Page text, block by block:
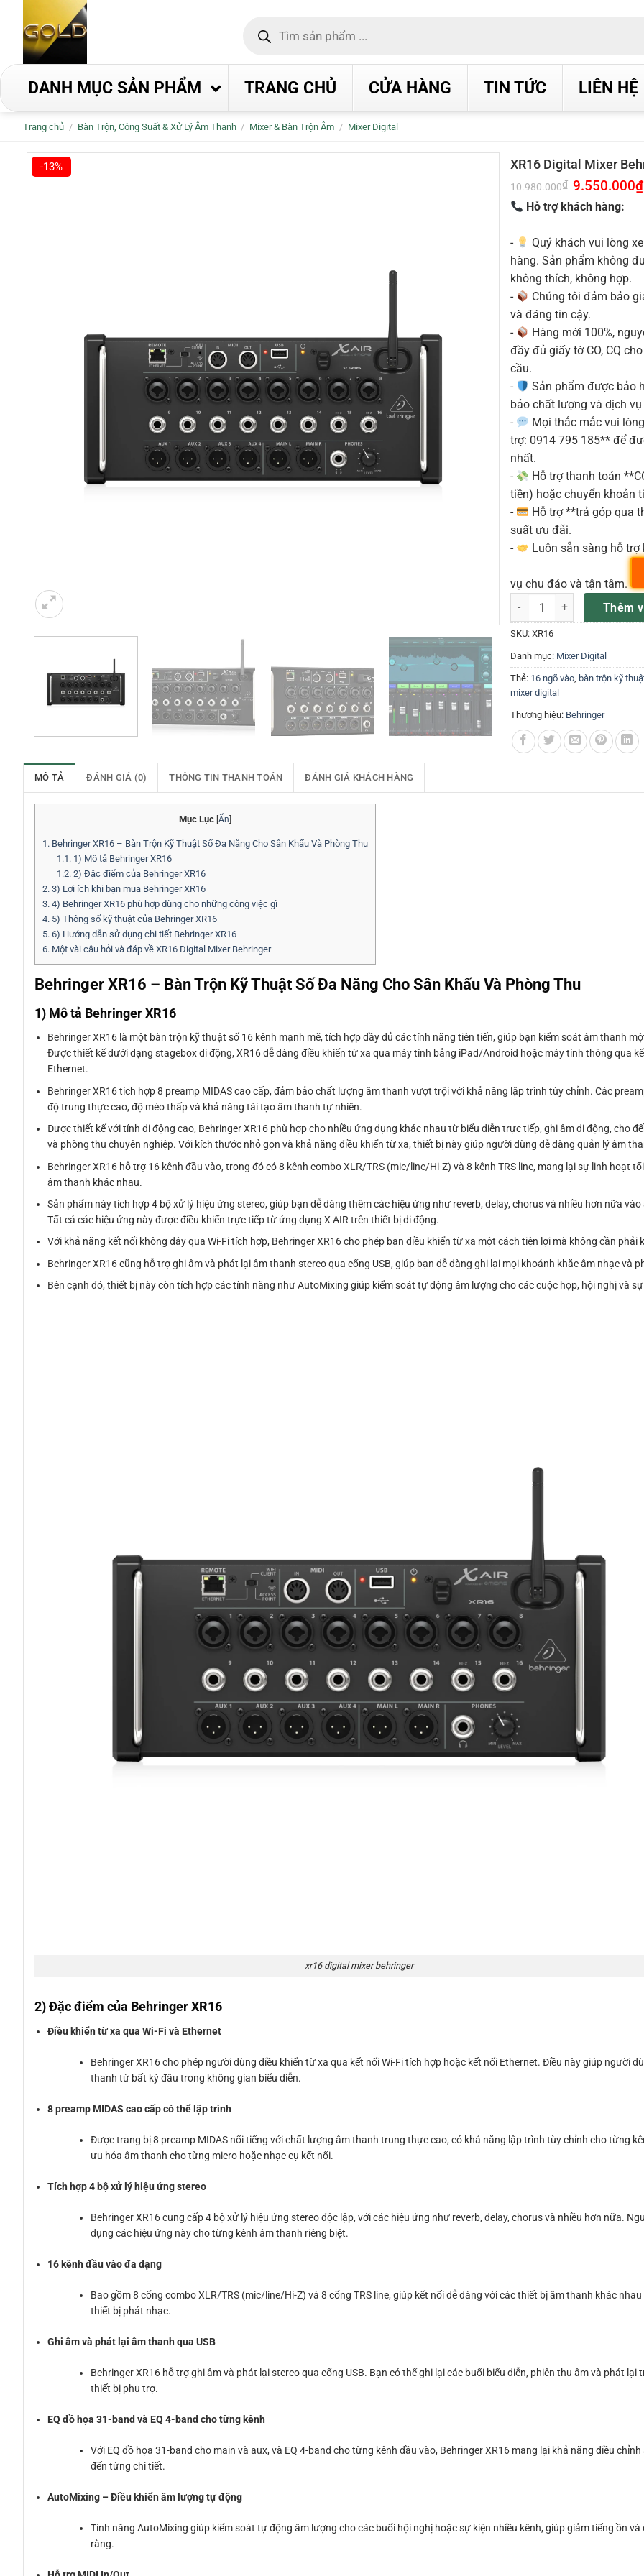
dung
kiếm
DANH MỤC SẢN PHẨM TRANG CHỦ CỬA HÀNG TIN TỨC LIÊN HỆ
Trang chủ / Bàn Trộn, Công Suất & Xử Lý Âm Thanh / Mixer & Bàn Trộn Âm / Mixer Digital
-13% XR16 Digital Mixer
10.980.000₫ Giá
gốc
là:
10.980.000₫.
9.550.000₫
Hỗ trợ khách hàng:
-
Quý khách vui lòng
hàng. Sản phẩm không
không thích, không hợp.
-
Chúng tôi đảm bảo
và đáng tin cậy.
-
Hàng mới 100%,
đầy đủ giấy tờ CO, CQ
cầu.
-
Sản phẩm được bảo
bảo chất lượng và dịch
-
Mọi thắc mắc vui
trợ: 0914 795 185** để
nhất.
-
Hỗ trợ thanh toán
tiền) hoặc chuyển khoản
-
Hỗ trợ **trả góp qua
suất ưu đãi.
-
Luôn sẵn sàng hỗ
vụ chu đáo và tận tâm.
XR16 Digital Mixer Thêm
SKU: XR16
Danh mục: Mixer Digital
Thẻ: 16 ngõ vào, bàn trộn kỹ
mixer digital
Thương hiệu: Behringer
MÔ TẢ ĐÁNH GIÁ (0) THÔNG TIN THANH TOÁN ĐÁNH GIÁ KHÁCH HÀNG
Mục Lục Ẩn
1. Behringer XR16 – Bàn Trộn Kỹ Thuật Số Đa Năng Cho Sân Khấu Và Phòng Thu
1.1.1) Mô tả Behringer XR16
1.2.2) Đặc điểm của Behringer XR16
2. 3) Lợi ích khi bạn mua Behringer XR16
3. 4) Behringer XR16 phù hợp dùng cho những công việc gì
4. 5) Thông số kỹ thuật của Behringer XR16
5. 6) Hướng dẫn sử dụng chi tiết Behringer XR16
6. Một vài câu hỏi và đáp về XR16 Digital Mixer Behringer
Behringer XR16 – Bàn Trộn Kỹ Thuật Số Đa Năng Cho Sân Khấu Và Phòng Thu
1) Mô tả Behringer XR16
Behringer XR16 là một bàn trộn kỹ thuật số 16 kênh mạnh mẽ, tích hợp đầy đủ các tính năng tiên tiến, giúp bạn kiểm soát âm thanh
Được thiết kế dưới dạng stagebox di động, XR16 dễ dàng điều khiển từ xa qua máy tính bảng iPad/Android hoặc máy tính thông qua
Ethernet.
Behringer XR16 tích hợp 8 preamp MIDAS cao cấp, đảm bảo chất lượng âm thanh vượt trội với khả năng lập trình tùy chỉnh. Các
độ trung thực cao, độ méo thấp và khả năng tái tạo âm thanh tự nhiên.
Được thiết kế với tính di động cao, Behringer XR16 phù hợp cho nhiều ứng dụng khác nhau từ biểu diễn trực tiếp, ghi âm di động, cho
và phòng thu chuyên nghiệp. Với kích thước nhỏ gọn và khả năng điều khiển từ xa, thiết bị này giúp người dùng dễ dàng quản lý âm
Behringer XR16 hỗ trợ 16 kênh đầu vào, trong đó có 8 kênh combo XLR/TRS (mic/line/Hi-Z) và 8 kênh TRS line, mang lại sự linh hoạt
âm thanh khác nhau.
Sản phẩm này tích hợp 4 bộ xử lý hiệu ứng stereo, giúp bạn dễ dàng thêm các hiệu ứng như reverb, delay, chorus và nhiều hơn nữa
Tất cả các hiệu ứng này được điều khiển trực tiếp từ ứng dụng X AIR trên thiết bị di động.
Với khả năng kết nối không dây qua Wi-Fi tích hợp, Behringer XR16 cho phép bạn điều khiển từ xa một cách tiện lợi mà không cần phải
Behringer XR16 cũng hỗ trợ ghi âm và phát lại âm thanh stereo qua cổng USB, giúp bạn dễ dàng ghi lại mọi khoảnh khắc âm nhạc và
Bên cạnh đó, thiết bị này còn tích hợp các tính năng như AutoMixing giúp kiểm soát tự động âm lượng cho các cuộc họp, hội nghị và
xr16 digital mixer behringer
2) Đặc điểm của Behringer XR16
Điều khiển từ xa qua Wi-Fi và Ethernet
Behringer XR16 cho phép người dùng điều khiển từ xa qua kết nối Wi-Fi tích hợp hoặc kết nối Ethernet. Điều này giúp người
thanh từ bất kỳ đâu trong không gian biểu diễn.
8 preamp MIDAS cao cấp có thể lập trình
Được trang bị 8 preamp MIDAS nổi tiếng với chất lượng âm thanh trung thực cao, có khả năng lập trình tùy chỉnh cho từng
ưu hóa âm thanh cho từng micro hoặc nhạc cụ kết nối.
Tích hợp 4 bộ xử lý hiệu ứng stereo
Behringer XR16 cung cấp 4 bộ xử lý hiệu ứng stereo độc lập, với các hiệu ứng như reverb, delay, chorus và nhiều hơn nữa.
dụng các hiệu ứng này cho từng kênh âm thanh riêng biệt.
16 kênh đầu vào đa dạng
Bao gồm 8 cổng combo XLR/TRS (mic/line/Hi-Z) và 8 cổng TRS line, giúp kết nối dễ dàng với các thiết bị âm thanh khác
thiết bị phát nhạc.
Ghi âm và phát lại âm thanh qua USB
Behringer XR16 hỗ trợ ghi âm và phát lại stereo qua cổng USB. Bạn có thể ghi lại các buổi biểu diễn, phiên thu âm và phát lại
thiết bị phụ trợ.
EQ đồ họa 31-band và EQ 4-band cho từng kênh
Với EQ đồ họa 31-band cho main và aux, và EQ 4-band cho từng kênh đầu vào, Behringer XR16 mang lại khả năng điều
đến từng chi tiết.
AutoMixing – Điều khiển âm lượng tự động
Tính năng AutoMixing giúp kiểm soát tự động âm lượng cho các buổi hội nghị hoặc sự kiện nhiều kênh, giúp giảm tiếng ồn
ràng.